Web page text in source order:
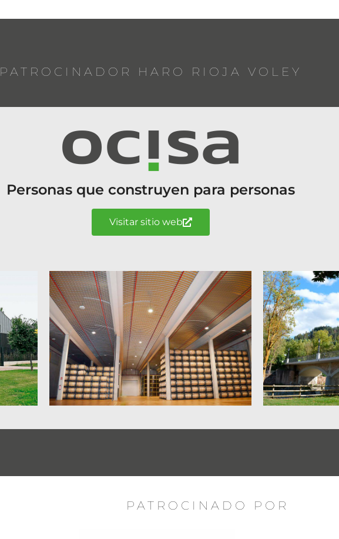
PATROCINADOR HARO RIOJA VOLEY
Personas que construyen para personas
Visitar sitio web
PATROCINADO POR